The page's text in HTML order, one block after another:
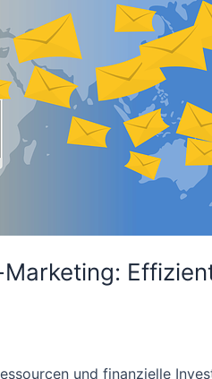
und finanzielle